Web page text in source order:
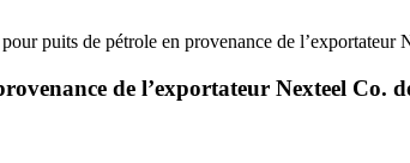
puits de pétrole en provenance de l’exportateur
de l’exportateur Nexteel Co.